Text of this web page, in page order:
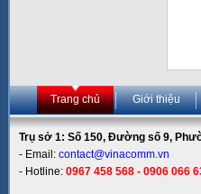
Trang chủ Giới thiệu
Trụ sở 1: Số 150, Đường số 9,
- Email: contact@vinacomm.vn
- Hotline: 0967 458 568 - 0906 066